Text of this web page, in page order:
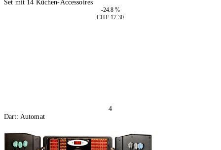
Set mit 14 Küchen-Accessoires
-24.8 %
CHF 17.30
4
Dart: Automat